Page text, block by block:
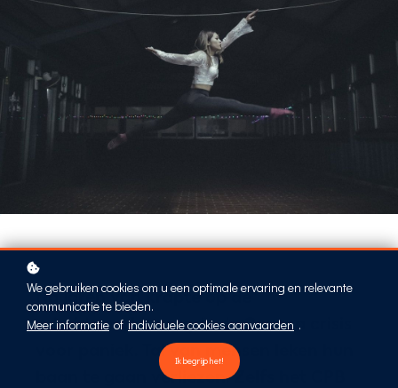
Na jaren van krapte op de
arbeidsmarkt, zorgde de Corona crisis
voor paniek. Tal van mensen leken hun
baan te gaan verliezen. Zelfs het CPB
We gebruiken cookies om u een optimale ervaring en relevante
communicatie te bieden.
Meer informatie of individuele cookies aanvaarden .
Ik begrijp het!